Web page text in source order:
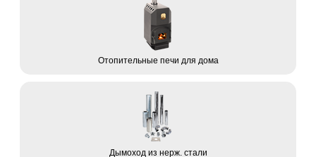
Отопительные печи для дома
Дымоход из нерж. стали